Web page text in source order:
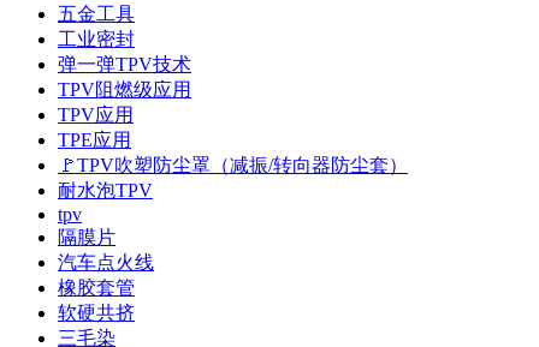
五金工具
工业密封
弹一弹TPV技术
TPV阻燃级应用
TPV应用
TPE应用
🚩TPV吹塑防尘罩（减振/转向器防尘套）
耐水泡TPV
tpv
隔膜片
汽车点火线
橡胶套管
软硬共挤
三毛染